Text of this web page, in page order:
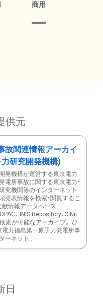
商用
供元
故関連情報アーカイ
研究開発機構)
発機構が運営する東京電力
電所事故に関する東京電力・
研究機関等のインターネット
発表情報を検索・閲覧するこ
献情報データベース
、 INIS Repository、CiNii
索が可能なアーカイブ。 ひ
電力福島第一原子力発電所事
ーネット...
日